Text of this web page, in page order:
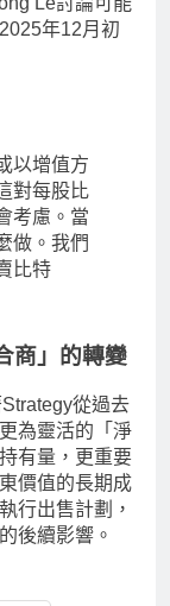
年12月初
以增值方
對每股比
考慮。當
做。我們
比特
商」的轉變
從過去
為靈活的「淨
有量，更重要
價值的長期成
行出售計劃，
後續影響。